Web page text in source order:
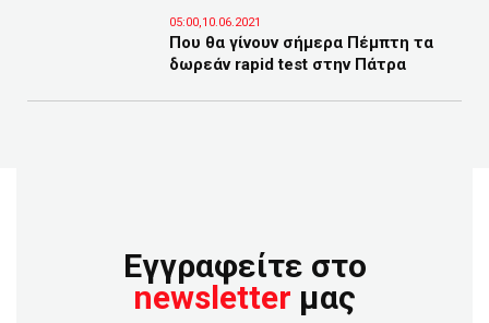
05:00,10.06.2021
Που θα γίνουν σήμερα Πέμπτη τα
δωρεάν rapid test στην Πάτρα
Εγγραφείτε στο
newsletter μας